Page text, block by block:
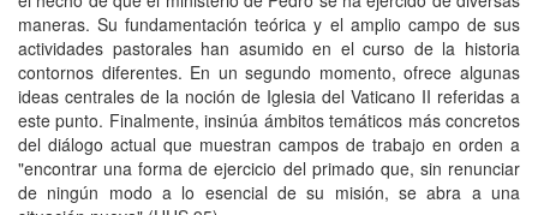
maneras. Su fundamentación teórica y el amplio campo de sus
actividades pastorales han asumido en el curso de la historia
contornos diferentes. En un segundo momento, ofrece algunas
ideas centrales de la noción de Iglesia del Vaticano II referidas a
este punto. Finalmente, insinúa ámbitos temáticos más concretos
del diálogo actual que muestran campos de trabajo en orden a
"encontrar una forma de ejercicio del primado que, sin renunciar
de ningún modo a lo esencial de su misión, se abra a una